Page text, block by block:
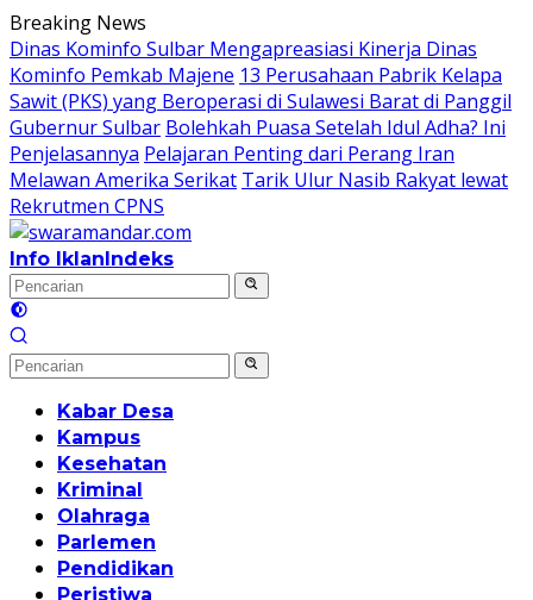
Langsung
ke
konten
Breaking News
Dinas Kominfo Sulbar Mengapreasiasi Kinerja Dinas
Kominfo Pemkab Majene 13 Perusahaan Pabrik Kelapa
Sawit (PKS) yang Beroperasi di Sulawesi Barat di Panggil
Gubernur Sulbar Bolehkah Puasa Setelah Idul Adha? Ini
Penjelasannya Pelajaran Penting dari Perang Iran
Melawan Amerika Serikat Tarik Ulur Nasib Rakyat lewat
Rekrutmen CPNS
Info IklanIndeks
Kabar Desa
Kampus
Kesehatan
Kriminal
Olahraga
Parlemen
Pendidikan
Peristiwa